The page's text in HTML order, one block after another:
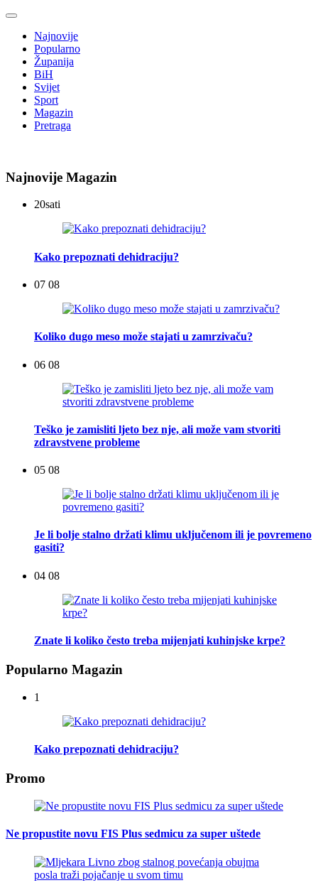
Najnovije
Popularno
Županija
BiH
Svijet
Sport
Magazin
Pretraga
Najnovije Magazin
20sati
Kako prepoznati dehidraciju?
07 08
Koliko dugo meso može stajati u zamrzivaču?
06 08
Teško je zamisliti ljeto bez nje, ali može vam stvoriti
zdravstvene probleme
05 08
Je li bolje stalno držati klimu uključenom ili je povremeno
gasiti?
04 08
Znate li koliko često treba mijenjati kuhinjske krpe?
Popularno Magazin
1
Kako prepoznati dehidraciju?
Promo
Ne propustite novu FIS Plus sedmicu za super uštede